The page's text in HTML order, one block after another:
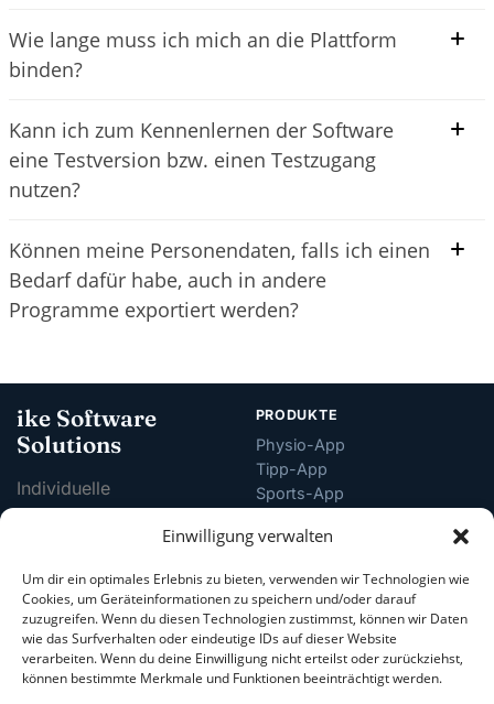
Einwilligung verwalten
Um dir ein optimales Erlebnis zu bieten, verwenden wir Technologien wie
Cookies, um Geräteinformationen zu speichern und/oder darauf
zuzugreifen. Wenn du diesen Technologien zustimmst, können wir Daten
wie das Surfverhalten oder eindeutige IDs auf dieser Website
verarbeiten. Wenn du deine Einwilligung nicht erteilst oder zurückziehst,
können bestimmte Merkmale und Funktionen beeinträchtigt werden.
Wie lange muss ich mich an die Plattform
binden?
Kann ich zum Kennenlernen der Software
eine Testversion bzw. einen Testzugang
nutzen?
Können meine Personendaten, falls ich einen
Bedarf dafür habe, auch in andere
Programme exportiert werden?
ike Software
Solutions
Individuelle
Institutionen und
Unternehmen.
Tiergartenstraße 9
5081 Anif, Österreich
PRODUKTE
Physio-App
Tipp-App
Sports-App
Gastro-App